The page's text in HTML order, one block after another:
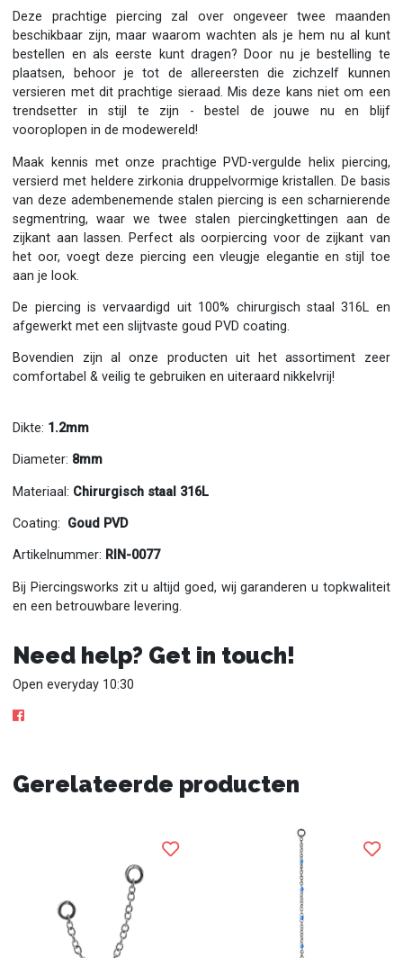
Deze prachtige piercing zal over ongeveer twee maanden
beschikbaar zijn, maar waarom wachten als je hem nu al kunt
bestellen en als eerste kunt dragen? Door nu je bestelling te
plaatsen, behoor je tot de allereersten die zichzelf kunnen
versieren met dit prachtige sieraad. Mis deze kans niet om een
trendsetter in stijl te zijn - bestel de jouwe nu en blijf
vooroplopen in de modewereld!
Maak kennis met onze prachtige PVD-vergulde helix piercing,
versierd met heldere zirkonia druppelvormige kristallen. De basis
van deze adembenemende stalen piercing is een scharnierende
segmentring, waar we twee stalen piercingkettingen aan de
zijkant aan lassen. Perfect als oorpiercing voor de zijkant van
het oor, voegt deze piercing een vleugje elegantie en stijl toe
aan je look.
De piercing is vervaardigd uit 100% chirurgisch staal 316L en
afgewerkt met een slijtvaste goud PVD coating.
Bovendien zijn al onze producten uit het assortiment zeer
comfortabel & veilig te gebruiken en uiteraard nikkelvrij!
Dikte: 1.2mm
Diameter: 8mm
Materiaal: Chirurgisch staal 316L
Coating: Goud PVD
Artikelnummer: RIN-0077
Bij Piercingsworks zit u altijd goed, wij garanderen u topkwaliteit
en een betrouwbare levering.
Need help? Get in touch!
Open everyday 10:30
Gerelateerde producten